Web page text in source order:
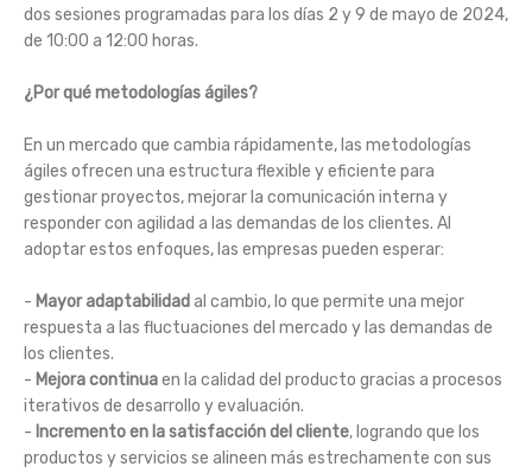
dos sesiones programadas para los días 2 y 9 de mayo de 2024,
de 10:00 a 12:00 horas.
¿Por qué metodologías ágiles?
En un mercado que cambia rápidamente, las metodologías
ágiles ofrecen una estructura flexible y eficiente para
gestionar proyectos, mejorar la comunicación interna y
responder con agilidad a las demandas de los clientes. Al
adoptar estos enfoques, las empresas pueden esperar:
- Mayor adaptabilidad al cambio, lo que permite una mejor
respuesta a las fluctuaciones del mercado y las demandas de
los clientes.
- Mejora continuaen la calidad del producto gracias a procesos
iterativos de desarrollo y evaluación.
- Incremento en la satisfacción del cliente, logrando que los
productos y servicios se alineen más estrechamente con sus